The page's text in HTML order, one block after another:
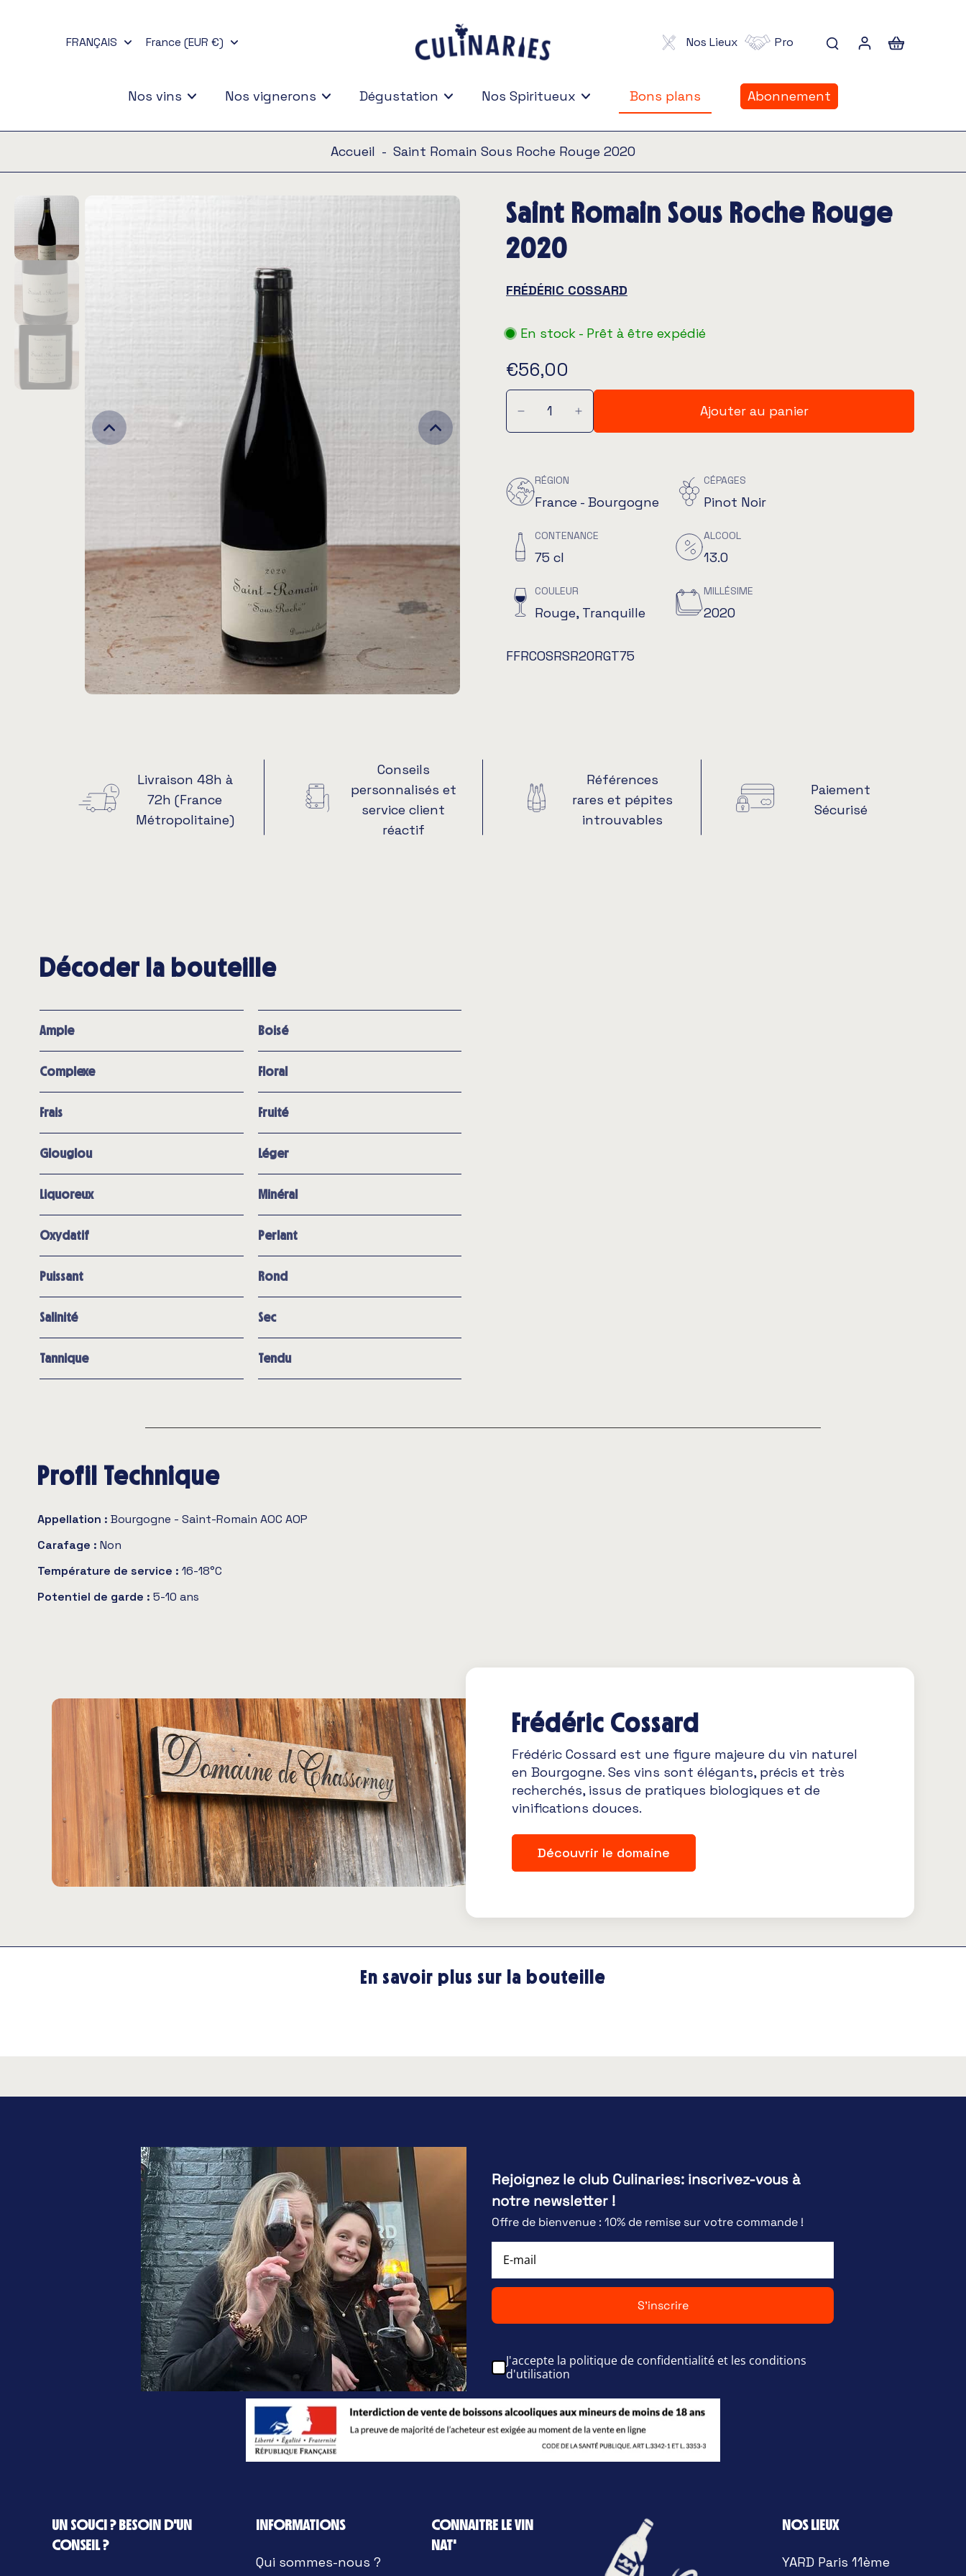
FRANÇAIS France (EUR €) Nos Lieux Pro
Nos vins Nos vignerons Dégustation Nos Spiritueux
Bons plans
Bons plans
Abonnement
Accueil - Saint Romain Sous Roche Rouge 2020
Passer
aux
informations
sur
le
produit
Saint Romain Sous Roche Rouge
2020
FRÉDÉRIC COSSARD
En stock - Prêt à être expédié
€56,00
Ajouter au panier
RÉGION
France - Bourgogne
CÉPAGES
Pinot Noir
CONTENANCE
75 cl
ALCOOL
13.0
COULEUR
Rouge, Tranquille
MILLÉSIME
2020
FFRCOSRSR20RGT75
Livraison 48h à
72h (France
Métropolitaine)
Conseils
personnalisés et
service client
réactif
Références
rares et pépites
introuvables
Paiement
Sécurisé
Décoder la bouteille
Ample Boisé
Complexe Floral
Frais Fruité
Glouglou Léger
Liquoreux Minéral
Oxydatif Perlant
Puissant Rond
Salinité Sec
Tannique Tendu
Profil Technique
Appellation : Bourgogne - Saint-Romain AOC AOP
Carafage : Non
Température de service : 16-18°C
Potentiel de garde : 5-10 ans
Frédéric Cossard
Frédéric Cossard est une figure majeure du vin naturel
en Bourgogne. Ses vins sont élégants, précis et très
recherchés, issus de pratiques biologiques et de
vinifications douces.
Découvrir le domaine
En savoir plus sur la bouteille
Rejoignez le club Culinaries: inscrivez-vous à
notre newsletter !
Offre de bienvenue : 10% de remise sur votre commande !
S'inscrire
J'accepte la politique de confidentialité et les conditions
d'utilisation
UN SOUCI ? BESOIN D'UN
CONSEIL ?
INFORMATIONS
Qui sommes-nous ?
CONNAITRE LE VIN
NAT'
NOS LIEUX
YARD Paris 11ème